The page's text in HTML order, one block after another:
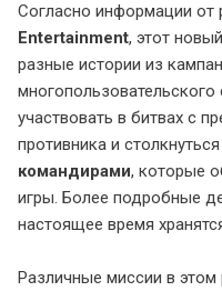
Согласно информации от
Entertainment, этот
разные истории из
участвовать в битвах с
противника и
командирами, которые
игры. Более подробные
настоящее время
Различные миссии в